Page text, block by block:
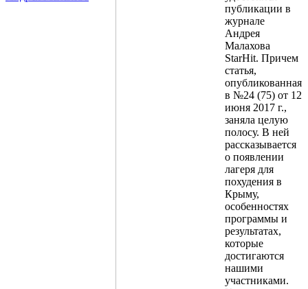
публикации в
журнале
Андрея
Малахова
StarHit. Причем
статья,
опубликованная
в №24 (75) от 12
июня 2017 г.,
заняла целую
полосу. В ней
рассказывается
о появлении
лагеря для
похудения в
Крыму,
особенностях
программы и
результатах,
которые
достигаются
нашими
участниками.